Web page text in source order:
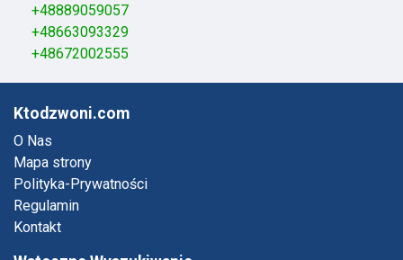
+48889059057
+48663093329
+48672002555
Ktodzwoni.com
O Nas
Mapa strony
Polityka-Prywatności
Regulamin
Kontakt